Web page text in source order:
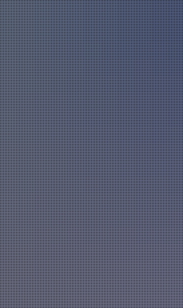
Jugend Spielmannszug